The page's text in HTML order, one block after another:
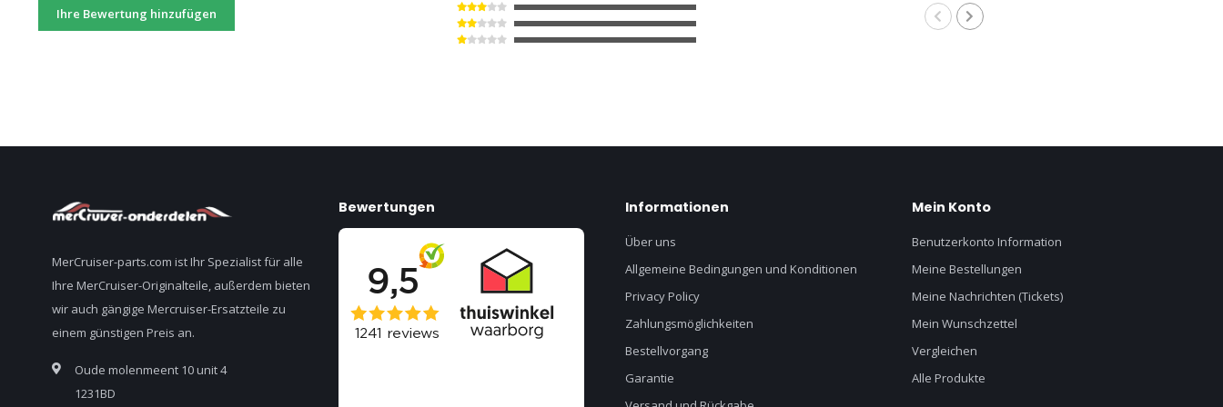
Ihre Bewertung hinzufügen
MerCruiser-parts.com ist Ihr Spezialist für alle
Ihre MerCruiser-Originalteile, außerdem bieten
wir auch gängige Mercruiser-Ersatzteile zu
einem günstigen Preis an.
Oude molenmeent 10 unit 4
1231BD
Bewertungen Informationen
Über uns
Allgemeine Bedingungen und Konditionen
Privacy Policy
Zahlungsmöglichkeiten
Bestellvorgang
Garantie
Mein Konto
Benutzerkonto Information
Meine Bestellungen
Meine Nachrichten (Tickets)
Mein Wunschzettel
Vergleichen
Alle Produkte